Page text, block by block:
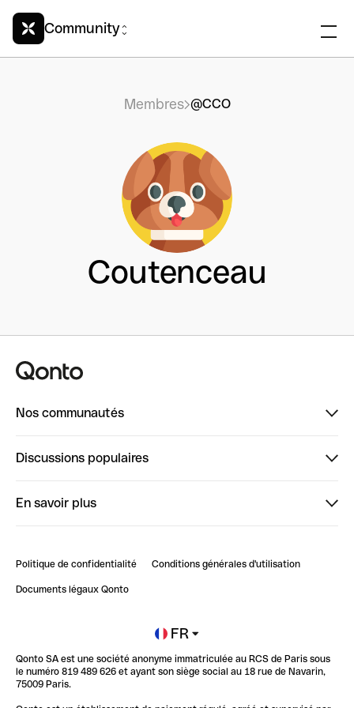
Community
Membres @CCO
Coutenceau
Nos communautés
ClubQonto
Discussions populaires
Impact de l'IA sur les carrières/productivité
En savoir plus
Blog
Newsroom
Glossaire finance
Politique de confidentialité Conditions générales d'utilisation
Documents légaux Qonto
FR
Qonto SA est une société anonyme immatriculée au RCS de Paris sous
le numéro 819 489 626 et ayant son siège social au 18 rue de Navarin,
75009 Paris.